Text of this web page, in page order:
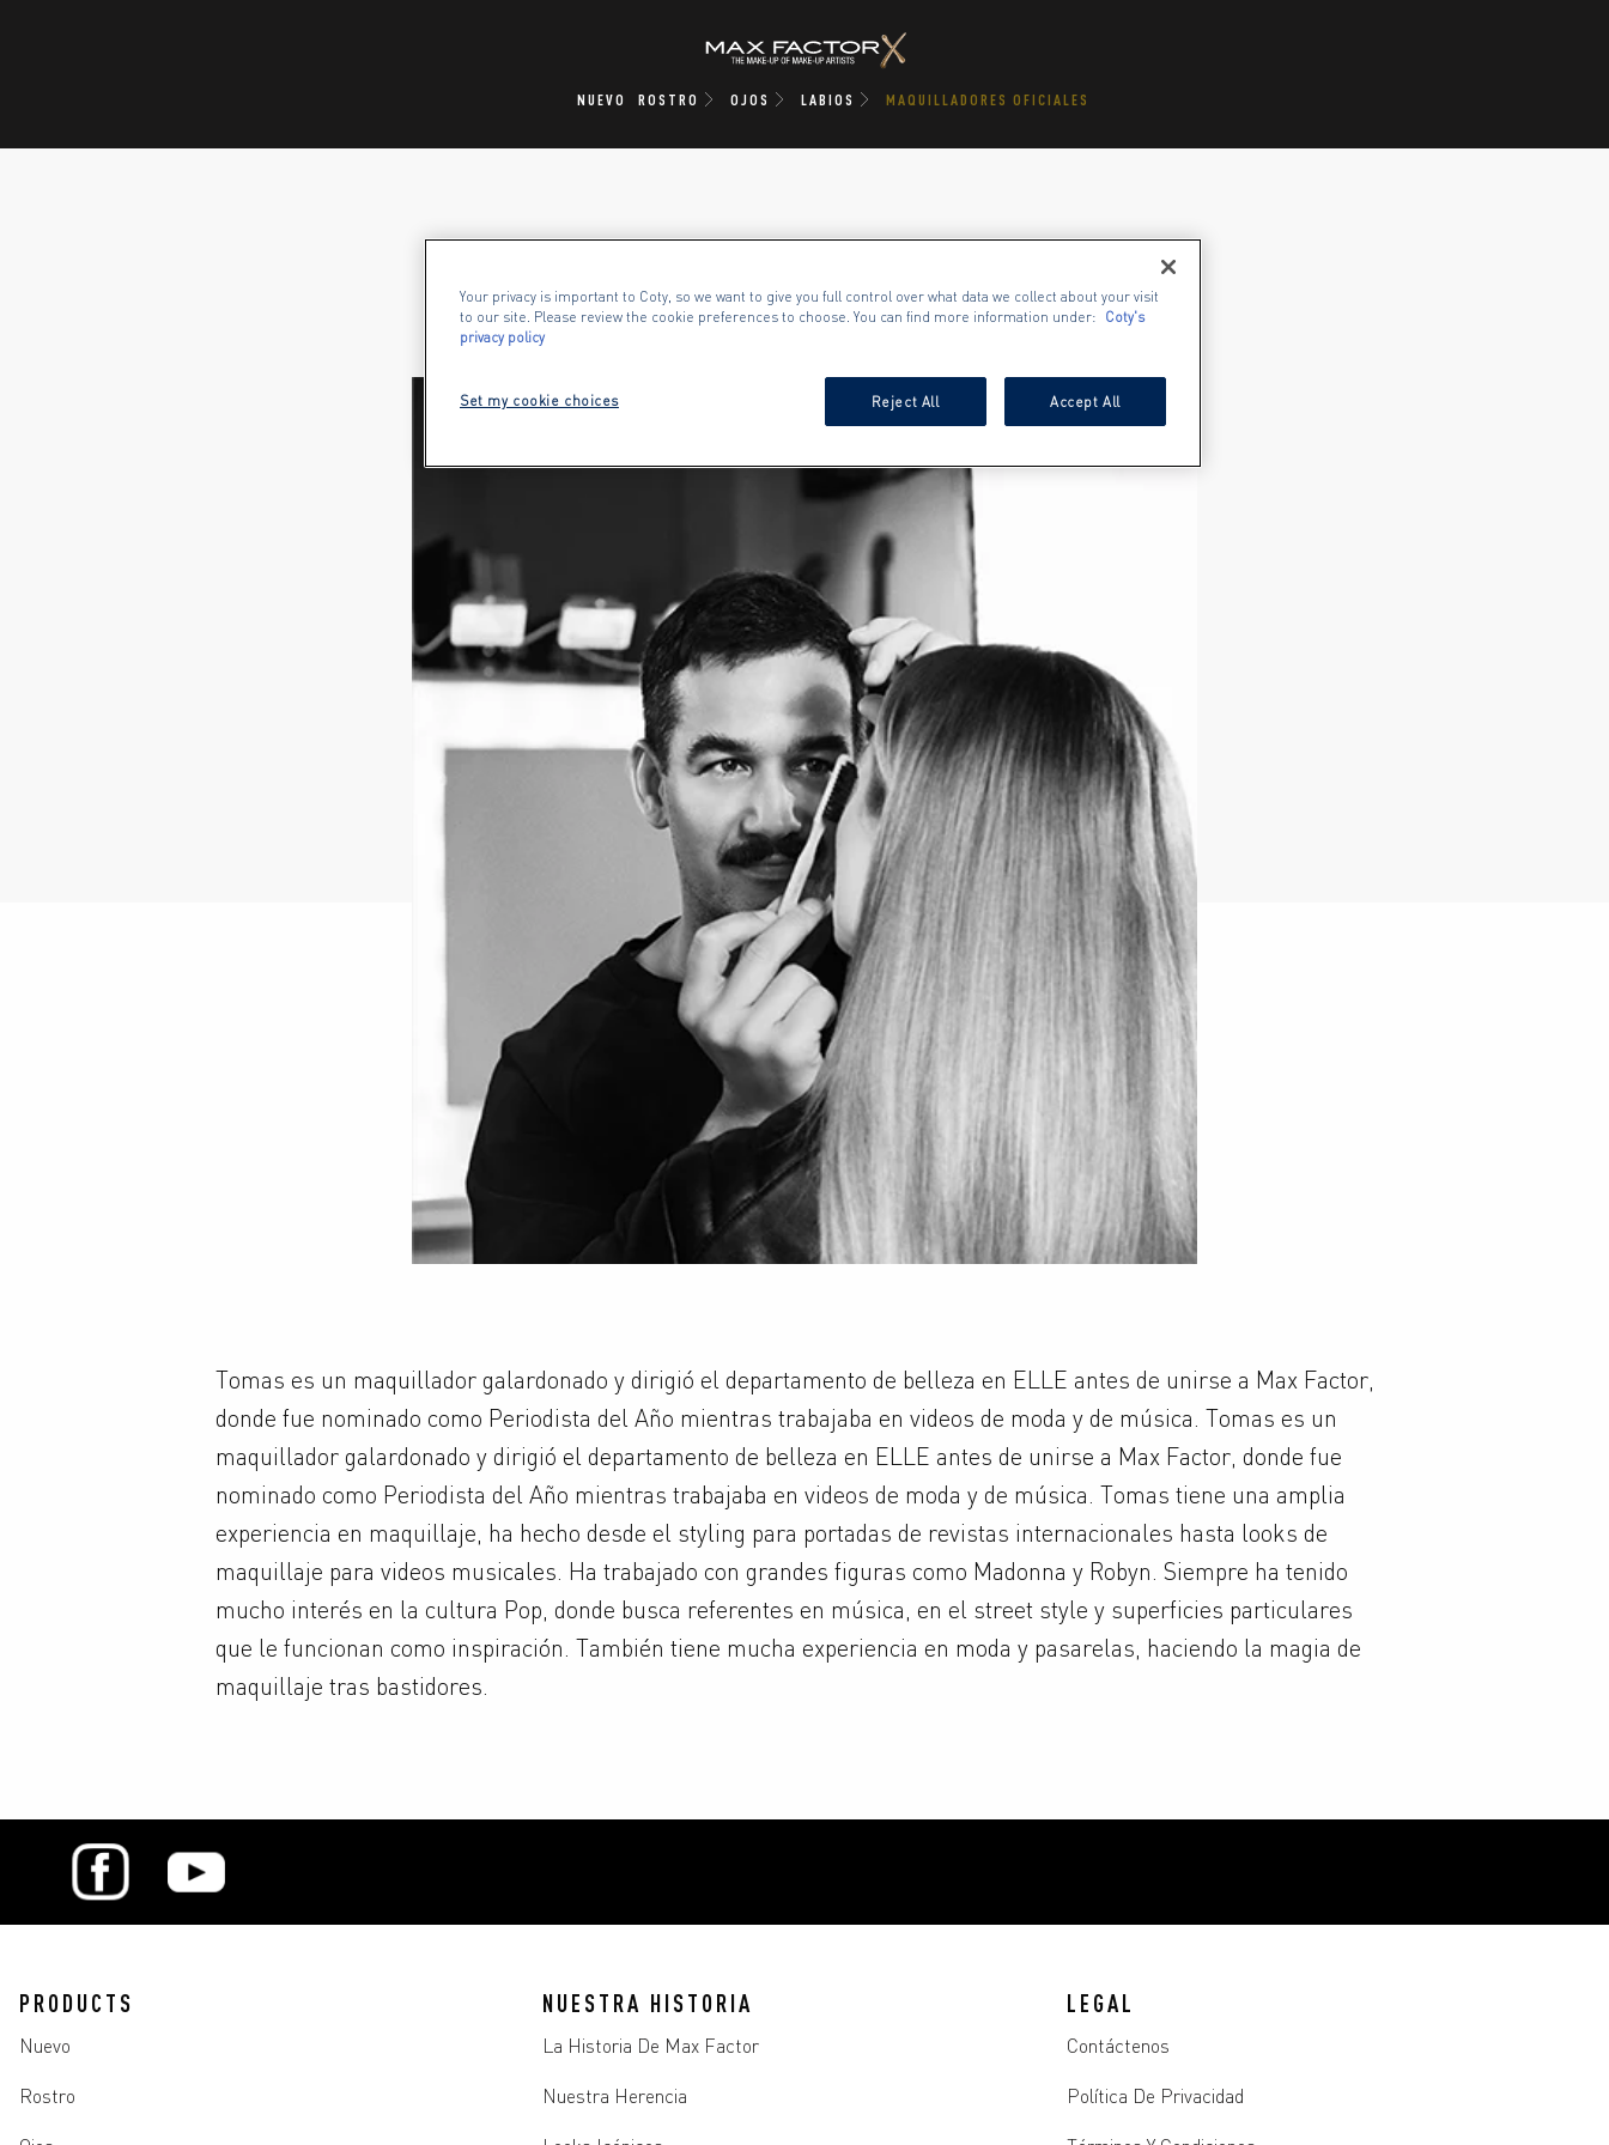
NUEVO ROSTRO OJOS LABIOS MAQUILLADORES OFICIALES
TOMAS LENNERYD
Tomas es un maquillador galardonado y dirigió el departamento de belleza en ELLE antes de unirse a Max Factor,
donde fue nominado como Periodista del Año mientras trabajaba en videos de moda y de música. Tomas es un
maquillador galardonado y dirigió el departamento de belleza en ELLE antes de unirse a Max Factor, donde fue
nominado como Periodista del Año mientras trabajaba en videos de moda y de música. Tomas tiene una amplia
experiencia en maquillaje, ha hecho desde el styling para portadas de revistas internacionales hasta looks de
maquillaje para videos musicales. Ha trabajado con grandes figuras como Madonna y Robyn. Siempre ha tenido
mucho interés en la cultura Pop, donde busca referentes en música, en el street style y superficies particulares
que le funcionan como inspiración. También tiene mucha experiencia en moda y pasarelas, haciendo la magia de
maquillaje tras bastidores.
PRODUCTS
Nuevo
Rostro
NUESTRA HISTORIA
La Historia De Max Factor
Nuestra Herencia
LEGAL
Contáctenos
Política De Privacidad
Your privacy is important to Coty, so we want to give you full control over what data we collect about your visit
to our site. Please review the cookie preferences to choose. You can find more information under: Coty's
privacy policy
Set my cookie choices Reject All Accept All